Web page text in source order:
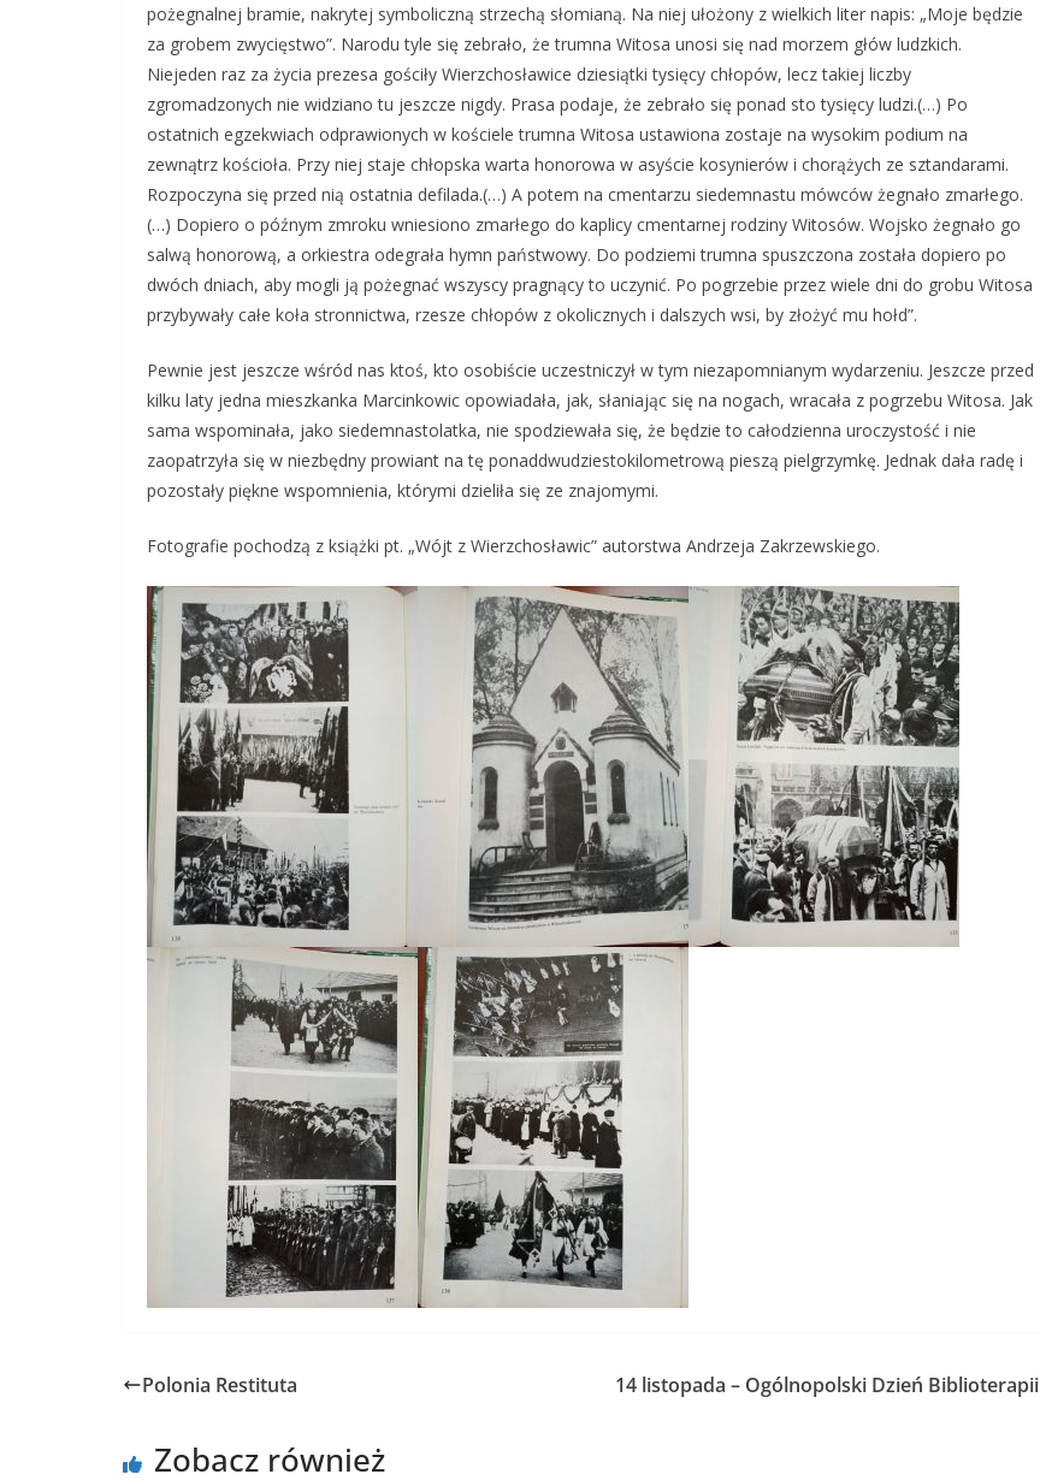
pożegnalnej bramie, nakrytej symboliczną strzechą słomianą. Na niej ułożony z wielkich liter napis: „Moje będzie
za grobem zwycięstwo”. Narodu tyle się zebrało, że trumna Witosa unosi się nad morzem głów ludzkich.
Niejeden raz za życia prezesa gościły Wierzchosławice dziesiątki tysięcy chłopów, lecz takiej liczby
zgromadzonych nie widziano tu jeszcze nigdy. Prasa podaje, że zebrało się ponad sto tysięcy ludzi.(…) Po
ostatnich egzekwiach odprawionych w kościele trumna Witosa ustawiona zostaje na wysokim podium na
zewnątrz kościoła. Przy niej staje chłopska warta honorowa w asyście kosynierów i chorążych ze sztandarami.
Rozpoczyna się przed nią ostatnia defilada.(…) A potem na cmentarzu siedemnastu mówców żegnało zmarłego.
(…) Dopiero o późnym zmroku wniesiono zmarłego do kaplicy cmentarnej rodziny Witosów. Wojsko żegnało go
salwą honorową, a orkiestra odegrała hymn państwowy. Do podziemi trumna spuszczona została dopiero po
dwóch dniach, aby mogli ją pożegnać wszyscy pragnący to uczynić. Po pogrzebie przez wiele dni do grobu Witosa
przybywały całe koła stronnictwa, rzesze chłopów z okolicznych i dalszych wsi, by złożyć mu hołd”.
Pewnie jest jeszcze wśród nas ktoś, kto osobiście uczestniczył w tym niezapomnianym wydarzeniu. Jeszcze przed
kilku laty jedna mieszkanka Marcinkowic opowiadała, jak, słaniając się na nogach, wracała z pogrzebu Witosa. Jak
sama wspominała, jako siedemnastolatka, nie spodziewała się, że będzie to całodzienna uroczystość i nie
zaopatrzyła się w niezbędny prowiant na tę ponaddwudziestokilometrową pieszą pielgrzymkę. Jednak dała radę i
pozostały piękne wspomnienia, którymi dzieliła się ze znajomymi.
Fotografie pochodzą z książki pt. „Wójt z Wierzchosławic” autorstwa Andrzeja Zakrzewskiego.
Polonia Restituta 14 listopada – Ogólnopolski Dzień Biblioterapii
Zobacz również